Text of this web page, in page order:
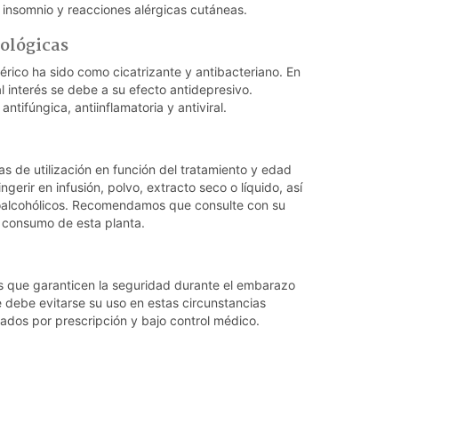
y reacciones alérgicas cutáneas.
ha sido como cicatrizante y antibacteriano. En
interés se debe a su efecto antidepresivo.
antiinflamatoria y antiviral.
de utilización en función del tratamiento y edad
en infusión, polvo, extracto seco o líquido, así
Recomendamos que consulte con su
de esta planta.
que garanticen la seguridad durante el embarazo
evitarse su uso en estas circunstancias
por prescripción y bajo control médico.